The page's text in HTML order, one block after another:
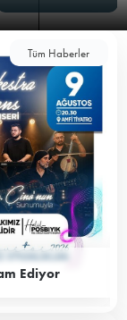
Tüm Haberler
Ediyor